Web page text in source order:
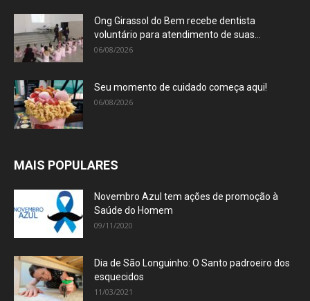
Ong Girassol do Bem recebe dentista
voluntário para atendimento de suas...
06/08/2026
Seu momento de cuidado começa aqui!
06/08/2026
MAIS POPULARES
Novembro Azul tem ações de promoção à
Saúde do Homem
09/11/2020
Dia de São Longuinho: O Santo padroeiro dos
esquecidos
11/03/2021